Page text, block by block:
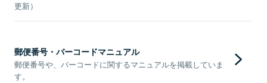
更新）
郵便番号・バーコードマニュアル
郵便番号や、バーコードに関するマニュアルを掲載していま
す。